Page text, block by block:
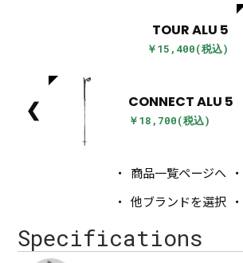
TOUR ALU 5
￥15,400(税込)
❮ CONNECT ALU 5
￥18,700(税込)
商品一覧ページへ
他ブランドを選択
Specifications